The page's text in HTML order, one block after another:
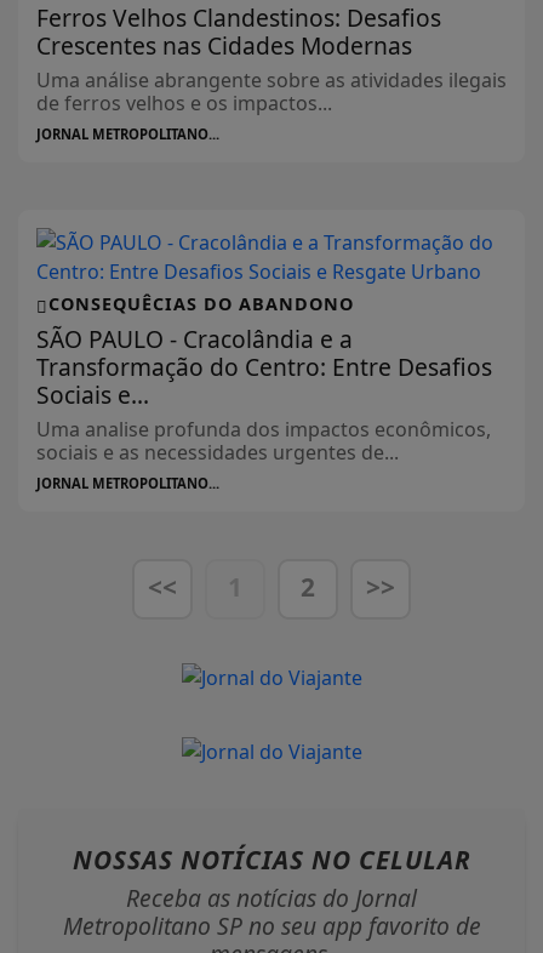
Ferros Velhos Clandestinos: Desafios
Crescentes nas Cidades Modernas
Uma análise abrangente sobre as atividades ilegais
de ferros velhos e os impactos...
JORNAL METROPOLITANO...
CONSEQUÊCIAS DO ABANDONO
SÃO PAULO - Cracolândia e a
Transformação do Centro: Entre Desafios
Sociais e...
Uma analise profunda dos impactos econômicos,
sociais e as necessidades urgentes de...
JORNAL METROPOLITANO...
<< 1 2 >>
NOSSAS NOTÍCIAS NO CELULAR
Receba as notícias do Jornal
Metropolitano SP no seu app favorito de